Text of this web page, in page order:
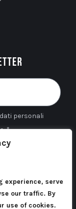
experience, serve
our traffic. By
use of cookies.
personali
*